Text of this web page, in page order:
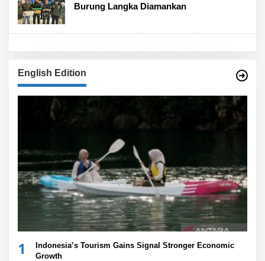
Burung Langka Diamankan
English Edition
1
Indonesia’s Tourism Gains Signal Stronger Economic
Growth